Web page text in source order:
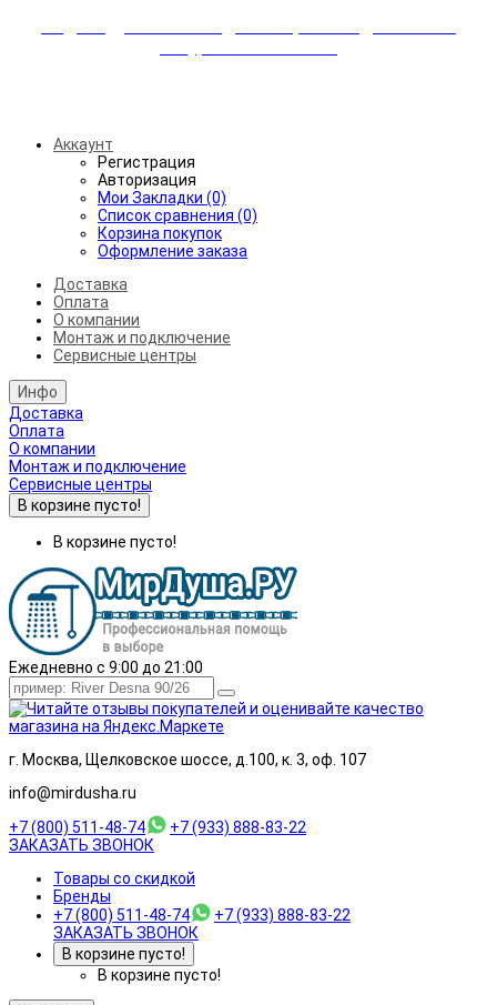
Аккаунт
Регистрация
Авторизация
Мои Закладки (0)
Список сравнения (0)
Корзина покупок
Оформление заказа
Доставка
Оплата
О компании
Монтаж и подключение
Сервисные центры
Инфо
Доставка
Оплата
О компании
Монтаж и подключение
Сервисные центры
В корзине пусто!
В корзине пусто!
Ежедневно с 9:00 до 21:00
г. Москва, Щелковское шоссе, д.100, к. 3, оф. 107
info@mirdusha.ru
+7 (800) 511-48-74
+7 (933) 888-83-22
ЗАКАЗАТЬ ЗВОНОК
Товары со скидкой
Бренды
+7 (800) 511-48-74
+7 (933) 888-83-22
ЗАКАЗАТЬ ЗВОНОК
В корзине пусто!
В корзине пусто!